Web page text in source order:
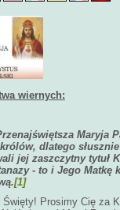
wiernych:
Maryja
dlatego
jej zaszczytny tytuł
- to i Jego Matkę
[1]
Święty! Prosimy Cię za